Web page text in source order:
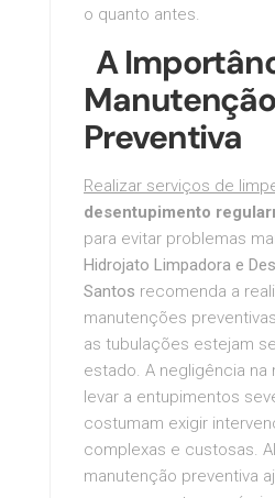
o quanto antes.
A
Manutenção
Preventiva
Realizar serviços de
desentupimento
para evitar problemas
Hidrojato Limpadora e
Santos recomenda a
manutenções
as tubulações estejam
estado. A negligência
levar a entupimentos
costumam exigir
complexas e custosas.
manutenção preventiva